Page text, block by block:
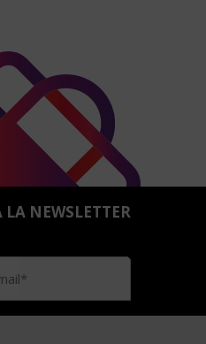
NEWSLETTER